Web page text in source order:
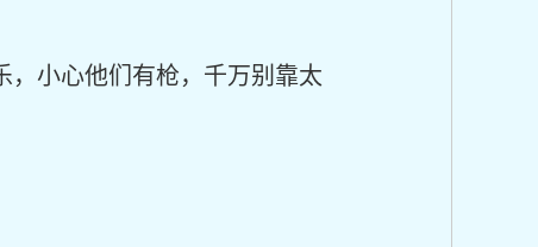
，小心他们有枪，千万别靠太